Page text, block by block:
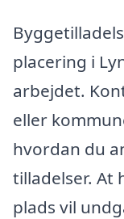
placering i
arbejdet.
eller
hvordan du
tilladelser. At
plads vil